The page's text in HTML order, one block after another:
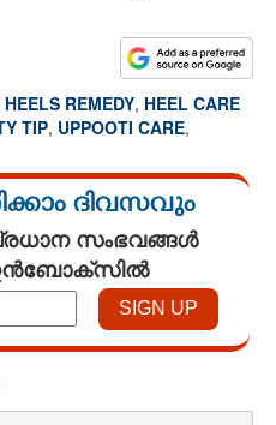
REMEDY, HEEL CARE
TIP, UPPOOTI CARE,
ദിവസവും
സംഭവങ്ങൾ